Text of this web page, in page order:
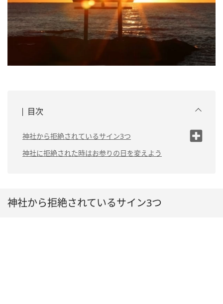
目次
神社から拒絶されているサイン3つ
（1）神社に行こうとした日に悪天候に
なる
神社に拒絶された時はお参りの日を変えよう
神社から拒絶されているサイン3つ